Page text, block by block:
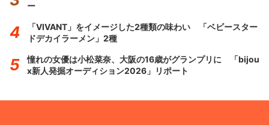
ー
「VIVANT」をイメージした2種類の味わい 「ベビースター
ドデカイラーメン」2種
憧れの女優は小松菜奈、大阪の16歳がグランプリに 「bijou
x新人発掘オーディション2026」リポート